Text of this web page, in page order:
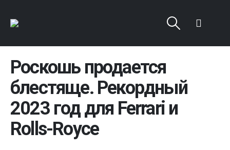
Роскошь продается
блестяще. Рекордный
2023 год для Ferrari и
Rolls-Royce